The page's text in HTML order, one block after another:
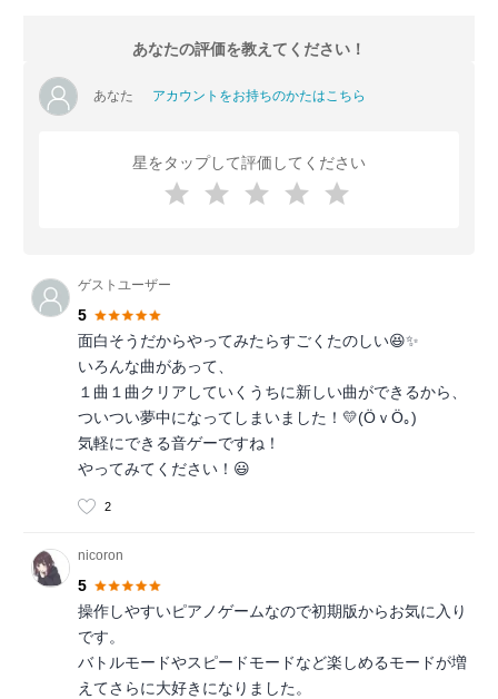
あなたの評価を教えてください！
あなた アカウントをお持ちのかたはこちら
星をタップして評価してください
ゲストユーザー
5
面白そうだからやってみたらすごくたのしい😆✨
いろんな曲があって、
１曲１曲クリアしていくうちに新しい曲ができるから、
ついつい夢中になってしまいました！💛(ӦｖӦ｡)
気軽にできる音ゲーですね！
やってみてください！😃
2
nicoron
5
操作しやすいピアノゲームなので初期版からお気に入り
です。
バトルモードやスピードモードなど楽しめるモードが増
えてさらに大好きになりました。